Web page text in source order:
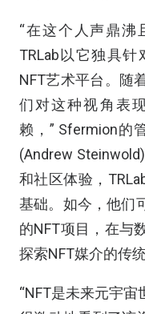
“在这个人声鼎沸
TRLab以它独具
NFT艺术平台。随
们对这种视角表
赖，” Sfermion的
(Andrew
和社区体验，
基础。如今，他们
的NFT项目，在与
探索NFT媒介的传
“NFT是未来元宇